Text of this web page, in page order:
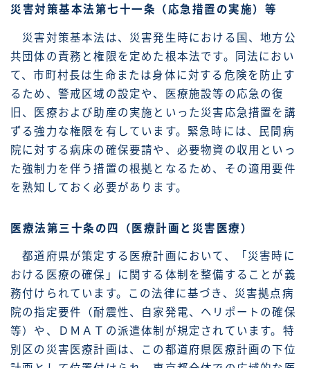
災害対策基本法第七十一条（応急措置の実施）等
災害対策基本法は、災害発生時における国、地方公
共団体の責務と権限を定めた根本法です。同法におい
て、市町村長は生命または身体に対する危険を防止す
るため、警戒区域の設定や、医療施設等の応急の復
旧、医療および助産の実施といった災害応急措置を講
ずる強力な権限を有しています。緊急時には、民間病
院に対する病床の確保要請や、必要物資の収用といっ
た強制力を伴う措置の根拠となるため、その適用要件
を熟知しておく必要があります。
医療法第三十条の四（医療計画と災害医療）
都道府県が策定する医療計画において、「災害時に
おける医療の確保」に関する体制を整備することが義
務付けられています。この法律に基づき、災害拠点病
院の指定要件（耐震性、自家発電、ヘリポートの確保
等）や、ＤＭＡＴの派遣体制が規定されています。特
別区の災害医療計画は、この都道府県医療計画の下位